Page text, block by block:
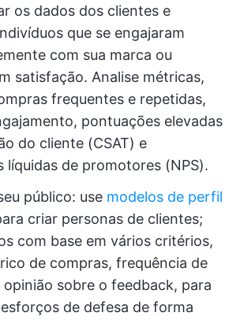
os dados dos clientes e
que se engajaram
com sua marca ou
satisfação. Analise métricas,
frequentes e repetidas,
pontuações elevadas
do cliente (CSAT) e
líquidas de promotores (NPS).
público: use modelos de perfil
criar personas de clientes;
com base em vários critérios,
de compras, frequência de
sobre o feedback, para
de defesa de forma